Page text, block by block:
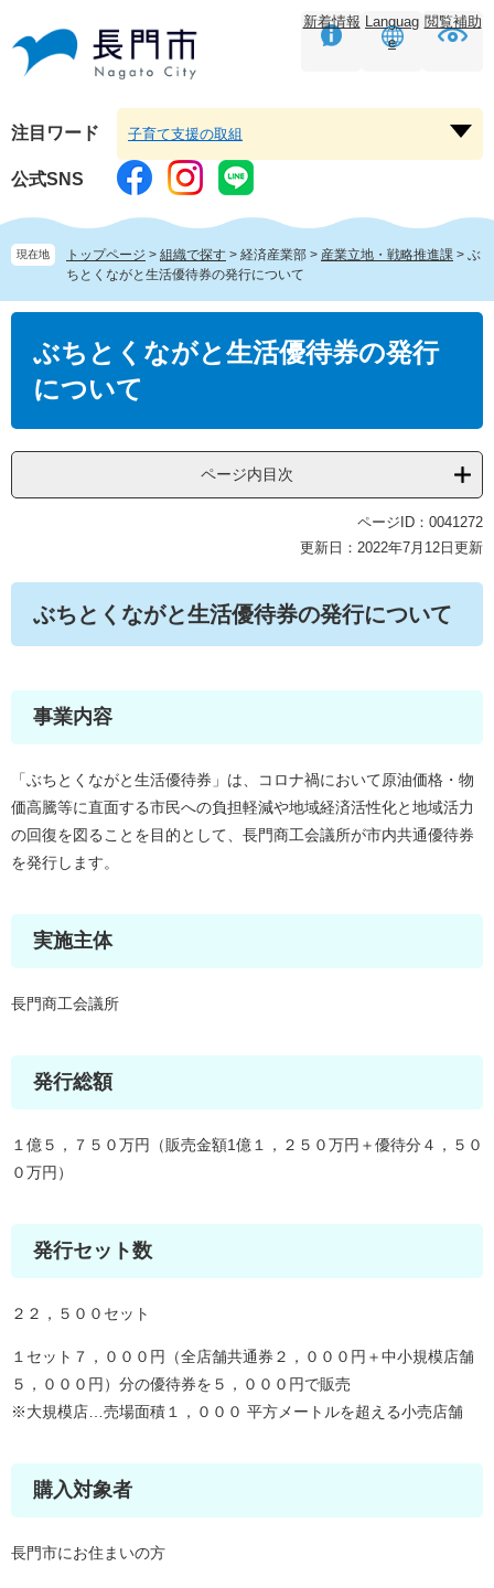
頭
す。
飛
し
本
文
へ
新着情報 Languag
e
閲覧補助
注目ワード
ー
を
く
子育て支援の取組
公式SNS
現在地 トップページ > 組織で探す > 経済産業部 > 産業立地・戦略推進課 > ぶ
ちとくながと生活優待券の発行について
ぶちとくながと生活優待券の発行
について
ページ内目次
ページID：0041272
更新日：2022年7月12日更新
ぶちとくながと生活優待券の発行について
事業内容
「ぶちとくながと生活優待券」は、コロナ禍において原油価格・物
価高騰等に直面する市民への負担軽減や地域経済活性化と地域活力
の回復を図ることを目的として、長門商工会議所が市内共通優待券
を発行します。
実施主体
長門商工会議所
発行総額
１億５，７５０万円（販売金額1億１，２５０万円＋優待分４，５０
０万円）
発行セット数
２２，５００セット
１セット７，０００円（全店舗共通券２，０００円＋中小規模店舗
５，０００円）分の優待券を５，０００円で販売
※大規模店…売場面積１，０００ 平方メートルを超える小売店舗
購入対象者
長門市にお住まいの方